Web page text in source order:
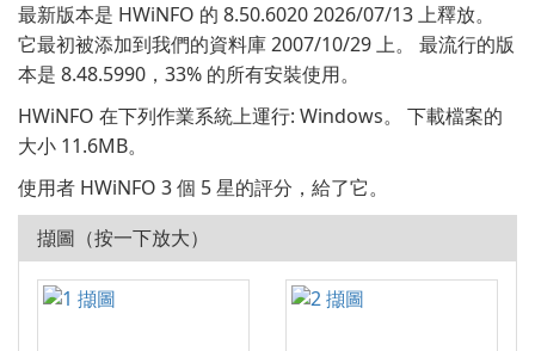
最新版本是 HWiNFO 的 8.50.6020 2026/07/13 上釋放。
它最初被添加到我們的資料庫 2007/10/29 上。 最流行的版
本是 8.48.5990，33% 的所有安裝使用。
HWiNFO 在下列作業系統上運行: Windows。 下載檔案的
大小 11.6MB。
使用者 HWiNFO 3 個 5 星的評分，給了它。
擷圖（按一下放大）